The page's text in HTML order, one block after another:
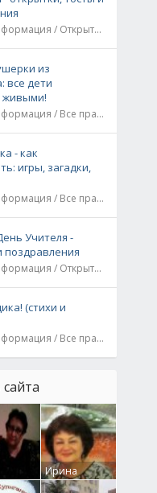
22.02.22, Информация / Открытки / Все праздники
из
все дети
живыми!
20.06.21, Информация / Все праздники / Рассказы и истории
- как
игры, загадки,
10.07.21, Информация / Все праздники
Учителя -
поздравления
04.10.21, Информация / Открытки / Все праздники
(стихи и
19.06.21, Информация / Все праздники
0
Ирина
Бруцкая41